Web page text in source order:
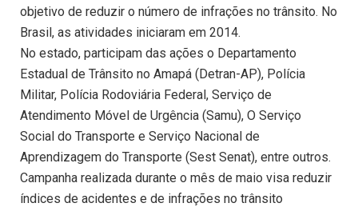
objetivo de reduzir o número de infrações no trânsito. No
Brasil, as atividades iniciaram em 2014.
No estado, participam das ações o Departamento
Estadual de Trânsito no Amapá (Detran-AP), Polícia
Militar, Polícia Rodoviária Federal, Serviço de
Atendimento Móvel de Urgência (Samu), O Serviço
Social do Transporte e Serviço Nacional de
Aprendizagem do Transporte (Sest Senat), entre outros.
Campanha realizada durante o mês de maio visa reduzir
índices de acidentes e de infrações no trânsito